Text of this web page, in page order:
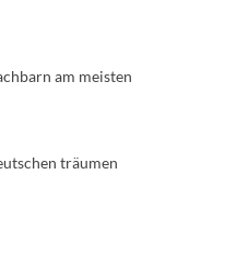
am meisten
träumen